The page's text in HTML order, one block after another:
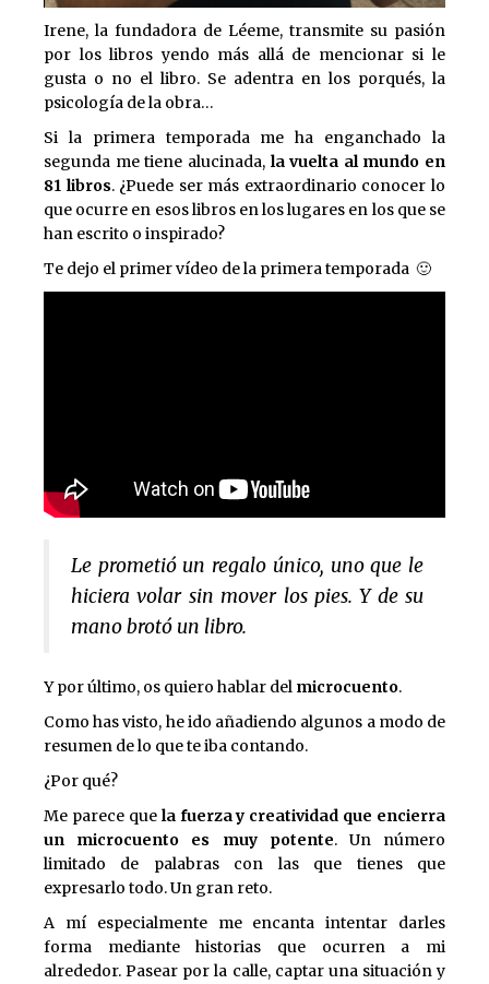
Irene, la fundadora de Léeme, transmite su pasión
por los libros yendo más allá de mencionar si le
gusta o no el libro. Se adentra en los porqués, la
psicología de la obra…
Si la primera temporada me ha enganchado la
segunda me tiene alucinada, la vuelta al mundo en
81 libros. ¿Puede ser más extraordinario conocer lo
que ocurre en esos libros en los lugares en los que se
han escrito o inspirado?
Te dejo el primer vídeo de la primera temporada 🙂
Le prometió un regalo único, uno que le
hiciera volar sin mover los pies. Y de su
mano brotó un libro.
Y por último, os quiero hablar del microcuento.
Como has visto, he ido añadiendo algunos a modo de
resumen de lo que te iba contando.
¿Por qué?
Me parece que la fuerza y creatividad que encierra
un microcuento es muy potente. Un número
limitado de palabras con las que tienes que
expresarlo todo. Un gran reto.
A mí especialmente me encanta intentar darles
forma mediante historias que ocurren a mi
alrededor. Pasear por la calle, captar una situación y